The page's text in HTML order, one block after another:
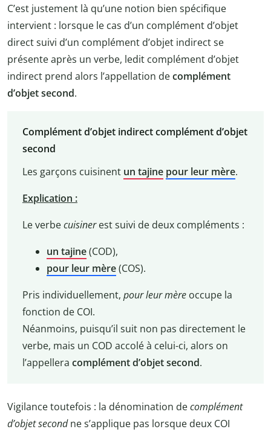
C’est justement là qu’une notion bien spécifique
intervient : lorsque le cas d’un complément d’objet
direct suivi d’un complément d’objet indirect se
présente après un verbe, ledit complément d’objet
indirect prend alors l’appellation decomplément
d’objet second.
Complément d’objet indirect complément d’objet
second
Les garçons cuisinent un tajine pour leur mère.
Explication :
Le verbecuisinerest suivi de deux compléments :
un tajine(COD),
pour leur mère(COS).
Pris individuellement, pour leur mèreoccupe la
fonction de COI.
Néanmoins, puisqu’il suit non pas directement le
verbe, mais un COD accolé à celui-ci, alors on
l’appellera complément d’objet second.
Vigilance toutefois : la dénomination decomplément
d’objet secondne s’applique pas lorsque deux COI